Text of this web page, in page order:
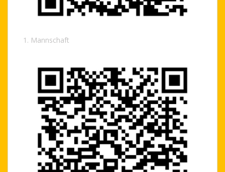
1. Mannschaft